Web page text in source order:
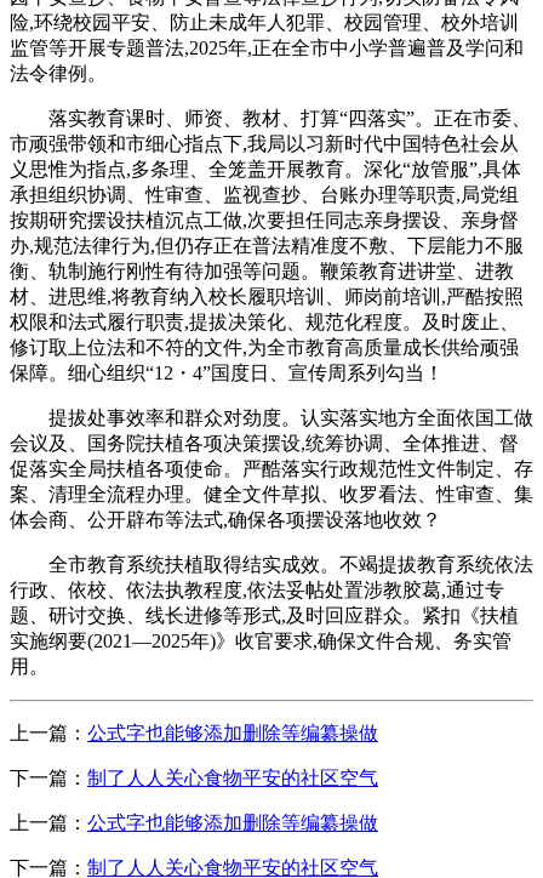
险,环绕校园平安、防止未成年人犯罪、校园管理、校外培训
监管等开展专题普法,2025年,正在全市中小学普遍普及学问和
法令律例。
落实教育课时、师资、教材、打算“四落实”。正在市委、
市顽强带领和市细心指点下,我局以习新时代中国特色社会从
义思惟为指点,多条理、全笼盖开展教育。深化“放管服”,具体
承担组织协调、性审查、监视查抄、台账办理等职责,局党组
按期研究摆设扶植沉点工做,次要担任同志亲身摆设、亲身督
办,规范法律行为,但仍存正在普法精准度不敷、下层能力不服
衡、轨制施行刚性有待加强等问题。鞭策教育进讲堂、进教
材、进思维,将教育纳入校长履职培训、师岗前培训,严酷按照
权限和法式履行职责,提拔决策化、规范化程度。及时废止、
修订取上位法和不符的文件,为全市教育高质量成长供给顽强
保障。细心组织“12・4”国度日、宣传周系列勾当！
提拔处事效率和群众对劲度。认实落实地方全面依国工做
会议及、国务院扶植各项决策摆设,统筹协调、全体推进、督
促落实全局扶植各项使命。严酷落实行政规范性文件制定、存
案、清理全流程办理。健全文件草拟、收罗看法、性审查、集
体会商、公开辟布等法式,确保各项摆设落地收效？
全市教育系统扶植取得结实成效。不竭提拔教育系统依法
行政、依校、依法执教程度,依法妥帖处置涉教胶葛,通过专
题、研讨交换、线长进修等形式,及时回应群众。紧扣《扶植
实施纲要(2021—2025年)》收官要求,确保文件合规、务实管
用。
上一篇： 公式字也能够添加删除等编纂操做
下一篇： 制了人人关心食物平安的社区空气
上一篇： 公式字也能够添加删除等编纂操做
下一篇： 制了人人关心食物平安的社区空气